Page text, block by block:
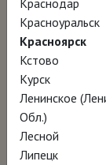
Краснодар
Красноуральск
Красноярск
Кстово
Курск
Ленинское
Обл.)
Лесной
Липецк